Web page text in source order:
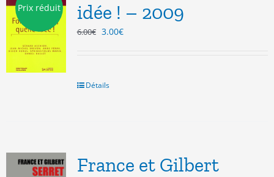
Prix réduit
idée ! – 2009
6.00€ Le
6.00€.
3.00€Le
Détails
France et Gilbert